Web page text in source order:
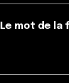
Le mot de la